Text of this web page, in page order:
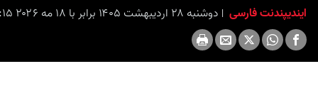
ایندیپندنت فارسی
دوشنبه ۲۸ اردیبهشت ۱۴۰۵ برابر با ۱۸ مه ۲۰۲۶ ۱۴:۱۵